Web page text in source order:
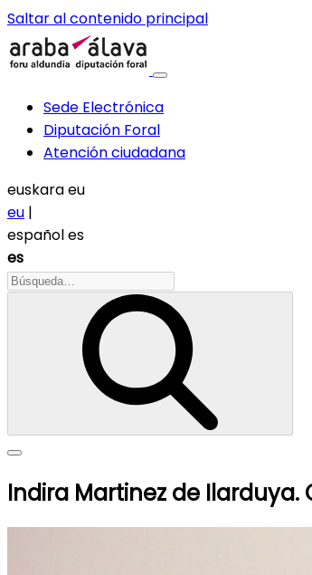
Saltar al contenido principal
Sede Electrónica
Diputación Foral
Atención ciudadana
euskaraeu
eu |
españoles
es
Indira Martinez de